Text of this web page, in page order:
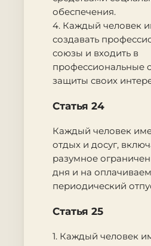
обеспечения.
4. Каждый человек
создавать
союзы и входить в
профессиональные
защиты своих
Статья 24
Каждый человек
отдых и досуг,
разумное
дня и на
периодический
Статья 25
1. Каждый человек